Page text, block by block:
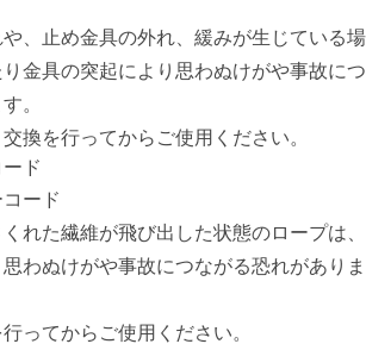
、止め金具の外れ、緩みが生じている場
金具の突起により思わぬけがや事故につ
。
換を行ってからご使用ください。
ド
れた繊維が飛び出した状態のロープは、
わぬけがや事故につながる恐れがありま
ってからご使用ください。